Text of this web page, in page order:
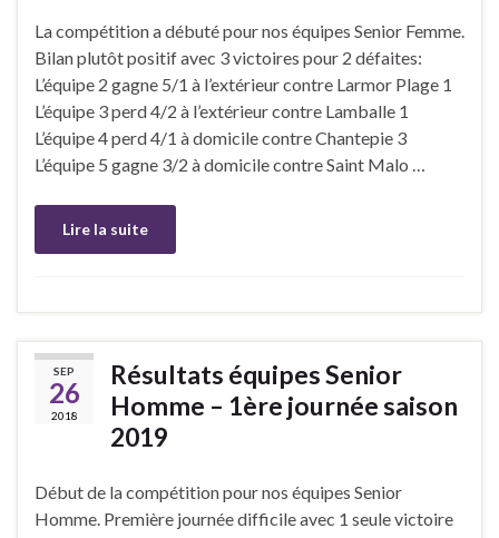
La compétition a débuté pour nos équipes Senior Femme.
Bilan plutôt positif avec 3 victoires pour 2 défaites:
L’équipe 2 gagne 5/1 à l’extérieur contre Larmor Plage 1
L’équipe 3 perd 4/2 à l’extérieur contre Lamballe 1
L’équipe 4 perd 4/1 à domicile contre Chantepie 3
L’équipe 5 gagne 3/2 à domicile contre Saint Malo …
Lire la suite
SEP
26
2018
Résultats équipes Senior
Homme – 1ère journée saison
2019
Début de la compétition pour nos équipes Senior
Homme. Première journée difficile avec 1 seule victoire